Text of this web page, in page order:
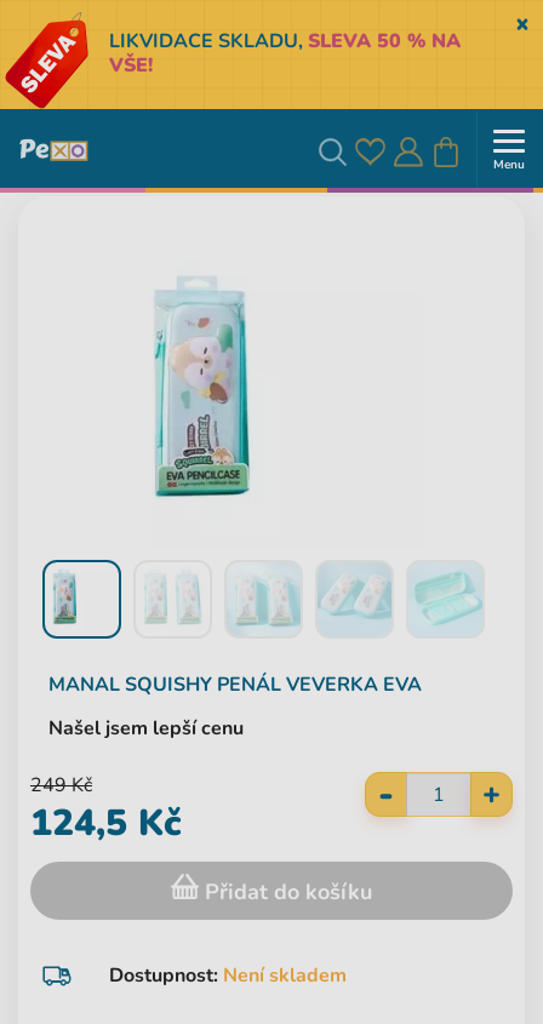
LIKVIDACE SKLADU,SLEVA 50 % NA
VŠE!
Vyhledávání
OblíbenéPřihlásit
Košík Menu
MANALSQUISHY PENÁL VEVERKA EVA
Našel jsem lepší cenu
Dostupnost: Není skladem
- +
249 Kč
124,5 Kč
Přidat do košíku